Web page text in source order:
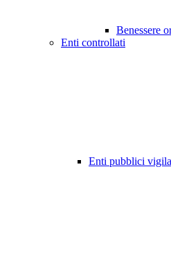
Benessere
Enti controllati
Enti pubblici